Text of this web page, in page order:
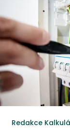
Redakce